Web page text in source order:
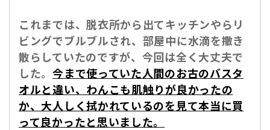
これまでは、脱衣所から出てキッチンやらリ
ビングでブルブルされ、部屋中に水滴を撒き
散らしていたのですが、今回は全く大丈夫で
した。今まで使っていた人間のお古のバスタ
オルと違い、わんこも肌触りが良かったの
か、大人しく拭かれているのを見て本当に買
って良かったと思いました。